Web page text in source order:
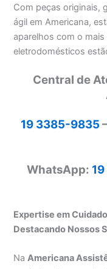
Com peças originais,
ágil em Americana,
aparelhos com o
eletrodomésticos
Central de
19 3385-9835
WhatsApp:
Expertise em
Destacando Nossos
NaAmericana